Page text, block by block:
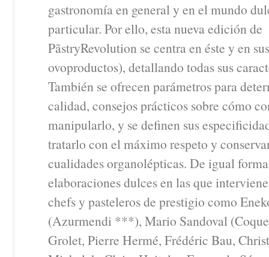
gastronomía en general y en el mundo
particular. Por ello, esta nueva edición de
PãstryRevolution se centra en éste y en
ovoproductos), detallando todas sus
También se ofrecen parámetros para
calidad, consejos prácticos sobre cómo
manipularlo, y se definen sus
tratarlo con el máximo respeto y
cualidades organolépticas. De igual
elaboraciones dulces en las que
chefs y pasteleros de prestigio como
(Azurmendi ***), Mario Sandoval
Grolet, Pierre Hermé, Frédéric Bau,